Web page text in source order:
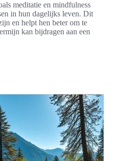
meditatie en mindfulness
in hun dagelijks leven. Dit
en helpt hen beter om te
kan bijdragen aan een